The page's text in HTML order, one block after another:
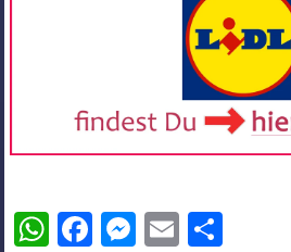
WhatsApp
Facebook
Messenger
EmailTeilen